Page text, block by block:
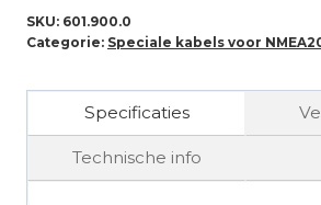
SKU: 601.900.0
Categorie: Speciale kabels voor
Specificaties
Technische info